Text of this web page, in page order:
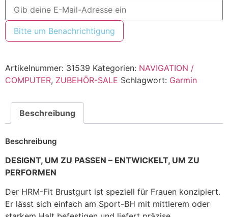
Bitte um Benachrichtigung
Artikelnummer: 31539 Kategorien: NAVIGATION /
COMPUTER, ZUBEHÖR-SALE Schlagwort: Garmin
Beschreibung
Beschreibung
DESIGNT, UM ZU PASSEN – ENTWICKELT, UM ZU
PERFORMEN
Der HRM-Fit Brustgurt ist speziell für Frauen konzipiert.
Er lässt sich einfach am Sport-BH mit mittlerem oder